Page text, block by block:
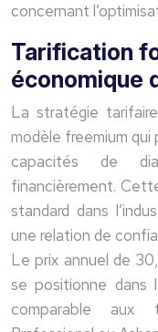
concernant
Tarification
économique
La stratégie
modèle freemium qui
capacités de
financièrement.
standard dans
une relation de
Le prix annuel de
se positionne dans
comparable aux